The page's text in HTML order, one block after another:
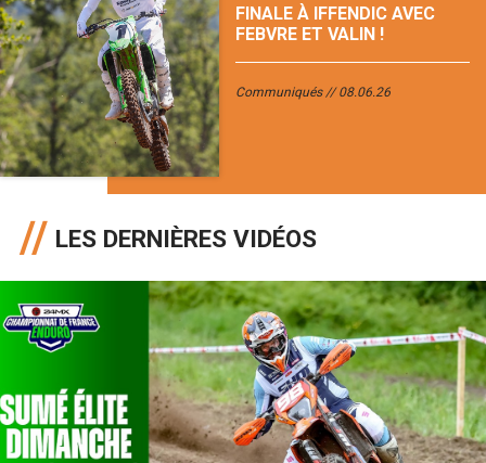
FINALE À IFFENDIC AVEC
FEBVRE ET VALIN !
Communiqués 08.06.26
LES DERNIÈRES VIDÉOS